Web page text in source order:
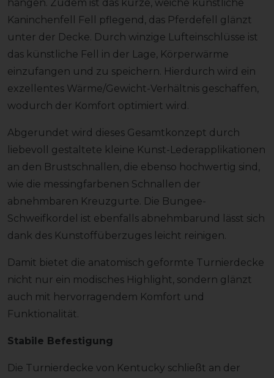
hängen. Zudem ist das kurze, weiche künstliche
Kaninchenfell Fell pflegend, das Pferdefell glänzt
unter der Decke. Durch winzige Lufteinschlüsse ist
das künstliche Fell in der Lage, Körperwärme
einzufangen und zu speichern. Hierdurch wird ein
exzellentes Wärme/Gewicht-Verhältnis geschaffen,
wodurch der Komfort optimiert wird.
Abgerundet wird dieses Gesamtkonzept durch
liebevoll gestaltete kleine Kunst-Lederapplikationen
an den Brustschnallen, die ebenso hochwertig sind,
wie die messingfarbenen Schnallen der
abnehmbaren Kreuzgurte. Die Bungee-
Schweifkordel ist ebenfalls abnehmbarund lässt sich
dank des Kunstoffüberzuges leicht reinigen.
Damit bietet die anatomisch geformte Turnierdecke
nicht nur ein modisches Highlight, sondern glänzt
auch mit hervorragendem Komfort und
Funktionalität.
Stabile Befestigung
Die Turnierdecke von Kentucky schließt an der